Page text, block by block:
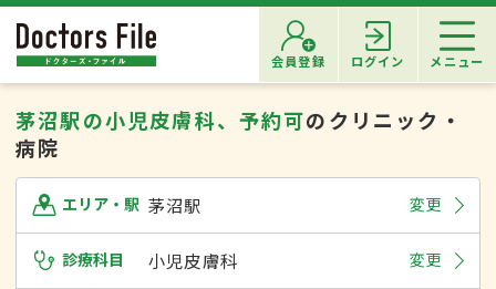
会員登録 ログイン メニュー
茅沼駅の小児皮膚科、予約可のクリニック・
病院
エリア・駅 茅沼駅 変更
診療科目 小児皮膚科 変更